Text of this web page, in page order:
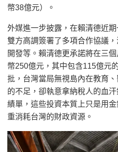
幣38億元）。
外媒進一步披露，在賴清德近
雙方高調簽署了多項合作協議
開發等。賴清德更承諾將在三
幣250億元，其中包含115億元
批，台灣當局無視島內在教育
的不足，卻執意拿納稅人的血
績單，這些投資本質上只是用
重消耗台灣的財政資源。